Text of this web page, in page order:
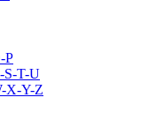
P
S-T-U
X-Y-Z